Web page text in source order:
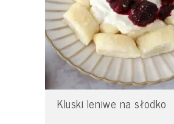
Kluski leniwe na słodko